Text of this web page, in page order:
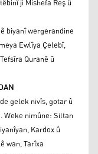
ji Mishefa Reş û
biyanî wergerandine
Ewlîya Çelebî,
Quranê û
gelek nivîs, gotar û
Weke nimûne: Siltan
Kardox û
wan, Tarîxa